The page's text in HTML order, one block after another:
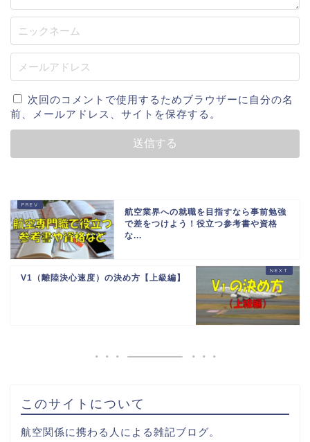
次回のコメントで使用するためブラウザーに自分の名
前、メールアドレス、サイトを保存する。
航空業界への就職を目指すなら事前勉強
で差をつけよう！役立つ参考書や資格
な...
V1（離陸決心速度）の決め方【上級編】
このサイトについて
航空関係に携わる人による雑記ブログ。